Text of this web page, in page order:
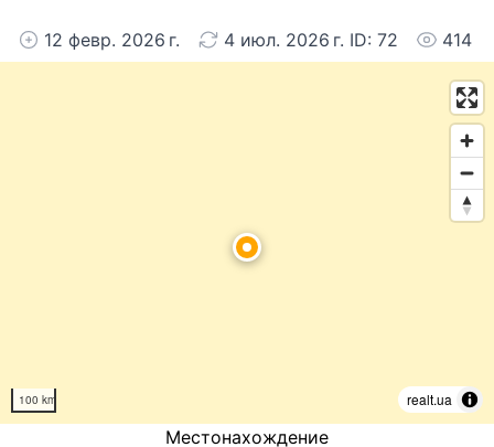
12 февр. 2026 г. 4 июл. 2026 г. ID: 72 414
100 km realt.ua
Местонахождение